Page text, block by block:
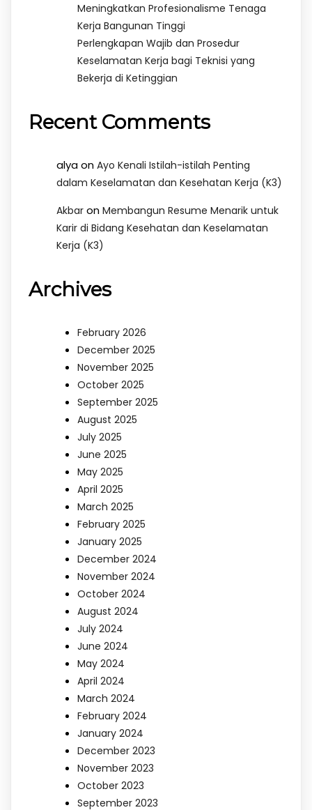
Meningkatkan Profesionalisme Tenaga
Kerja Bangunan Tinggi
Perlengkapan Wajib dan Prosedur
Keselamatan Kerja bagi Teknisi yang
Bekerja di Ketinggian
Recent Comments
alyaon Ayo Kenali Istilah-istilah Penting
dalam Keselamatan dan Kesehatan Kerja (K3)
Akbar on Membangun Resume Menarik untuk
Karir di Bidang Kesehatan dan Keselamatan
Kerja (K3)
Archives
February 2026
December 2025
November 2025
October 2025
September 2025
August 2025
July 2025
June 2025
May 2025
April 2025
March 2025
February 2025
January 2025
December 2024
November 2024
October 2024
August 2024
July 2024
June 2024
May 2024
April 2024
March 2024
February 2024
January 2024
December 2023
November 2023
October 2023
September 2023